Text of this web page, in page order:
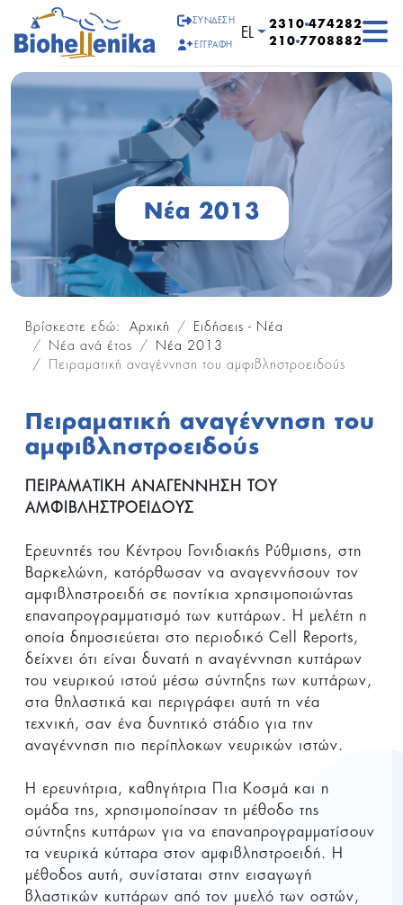
ΣΎΝΔΕΣΗ
ΕΓΓΡΑΦΉ
Επιλέξτε τη γλώσσα
EL
2310 474282
210 7708882
Νέα 2013
Βρίσκεστε εδώ: Αρχική
Ειδήσεις - Νέα
Νέα ανά έτος
Νέα 2013
Πειραματική αναγέννηση του αμφιβληστροειδούς
Πειραματική αναγέννηση του
αμφιβληστροειδούς
ΠΕΙΡΑΜΑΤΙΚΗ ΑΝΑΓΕΝΝΗΣΗ ΤΟΥ
ΑΜΦΙΒΛΗΣΤΡΟΕΙΔΟΥΣ
Ερευνητές του Κέντρου Γονιδιακής Ρύθμισης, στη
Βαρκελώνη, κατόρθωσαν να αναγεννήσουν τον
αμφιβληστροειδή σε ποντίκια χρησιμοποιώντας
επαναπρογραμματισμό των κυττάρων. Η μελέτη η
οποία δημοσιεύεται στο περιοδικό Cell Reports,
δείχνει ότι είναι δυνατή η αναγέννηση κυττάρων
του νευρικού ιστού μέσω σύντηξης των κυττάρων,
στα θηλαστικά και περιγράφει αυτή τη νέα
τεχνική, σαν ένα δυνητικό στάδιο για την
αναγέννηση πιο περίπλοκων νευρικών ιστών.
Η ερευνήτρια, καθηγήτρια Πια Κοσμά και η
ομάδα της, χρησιμοποίησαν τη μέθοδο της
σύντηξης κυττάρων για να επαναπρογραμματίσουν
τα νευρικά κύτταρα στον αμφιβληστροειδή. Η
μέθοδος αυτή, συνίσταται στην εισαγωγή
βλαστικών κυττάρων από τον μυελό των οστών,